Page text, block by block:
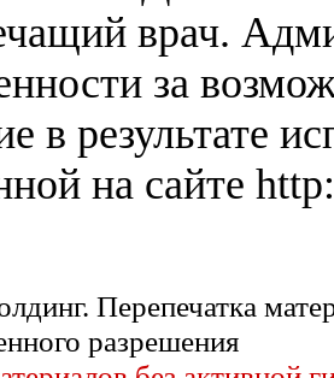
врач.
за
в результате
на сайте
Перепечатка
разрешения